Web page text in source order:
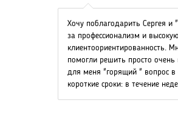
Хочу поблагодарить Сергея и
за профессионализм и высокую
клиентоориентированность.
помогли решить просто
для меня "горящий " вопрос в
короткие сроки: в течение